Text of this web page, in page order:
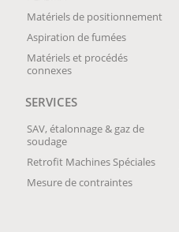
Matériels de positionnement
Aspiration de fumées
Matériels et procédés
connexes
SERVICES
SAV, étalonnage & gaz de
soudage
Retrofit Machines Spéciales
Mesure de contraintes